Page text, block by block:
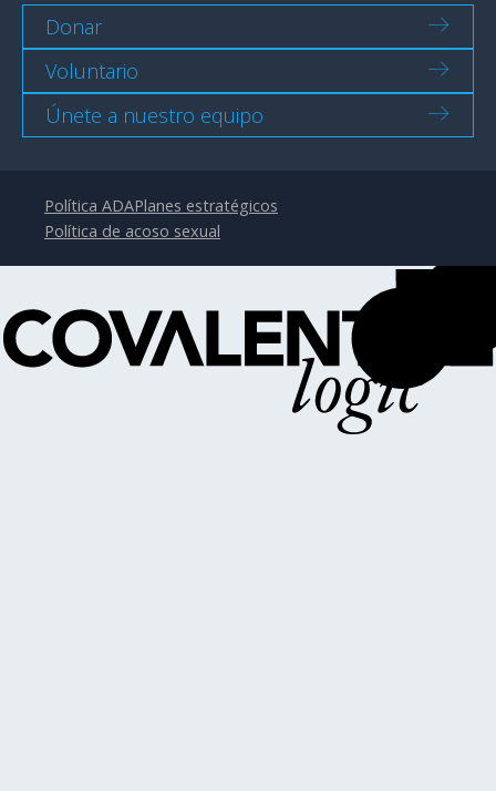
Donar
Voluntario
Únete a nuestro equipo
Política ADAPlanes estratégicos
Política de acoso sexual